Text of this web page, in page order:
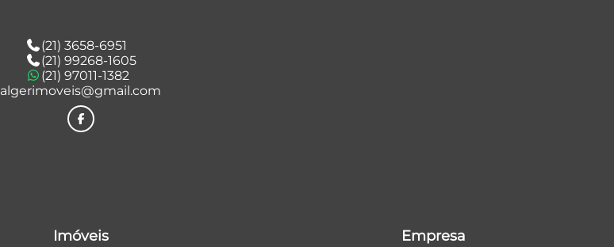
(21) 3658-6951
(21) 99268-1605
(21) 97011-1382
algerimoveis@gmail.com
Imóveis Empresa